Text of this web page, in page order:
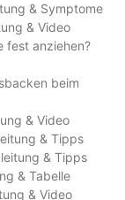
& Symptome
& Video
fest anziehen?
beim
& Video
& Tipps
& Tipps
& Tabelle
& Video